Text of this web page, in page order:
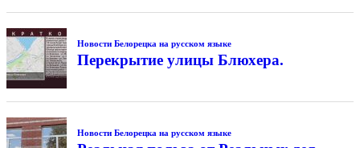
Новости Белорецка на русском языке
Перекрытие улицы Блюхера.
Новости Белорецка на русском языке